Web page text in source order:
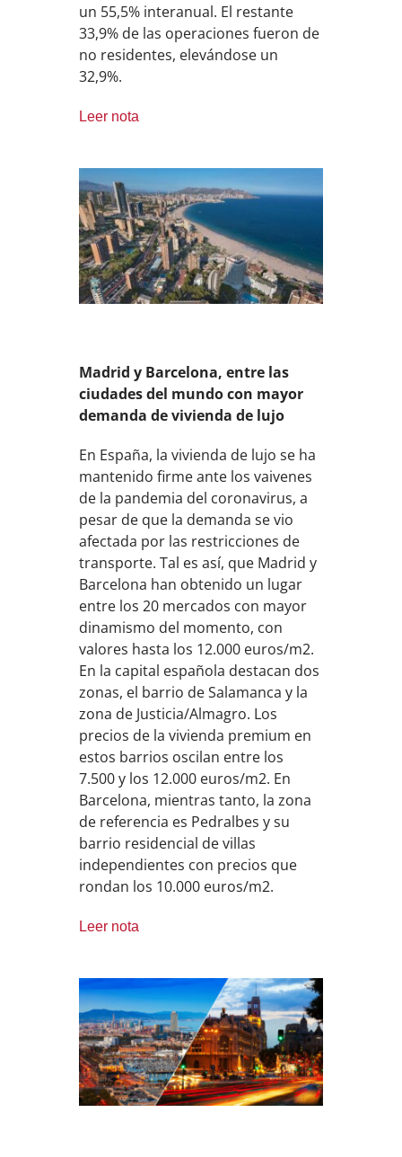
un 55,5% interanual. El restante
33,9% de las operaciones fueron de
no residentes, elevándose un
32,9%.
Leer nota
Madrid y Barcelona, entre las
ciudades del mundo con mayor
demanda de vivienda de lujo
En España, la vivienda de lujo se ha
mantenido firme ante los vaivenes
de la pandemia del coronavirus, a
pesar de que la demanda se vio
afectada por las restricciones de
transporte. Tal es así, que Madrid y
Barcelona han obtenido un lugar
entre los 20 mercados con mayor
dinamismo del momento, con
valores hasta los 12.000 euros/m2.
En la capital española destacan dos
zonas, el barrio de Salamanca y la
zona de Justicia/Almagro. Los
precios de la vivienda premium en
estos barrios oscilan entre los
7.500 y los 12.000 euros/m2. En
Barcelona, mientras tanto, la zona
de referencia es Pedralbes y su
barrio residencial de villas
independientes con precios que
rondan los 10.000 euros/m2.
Leer nota